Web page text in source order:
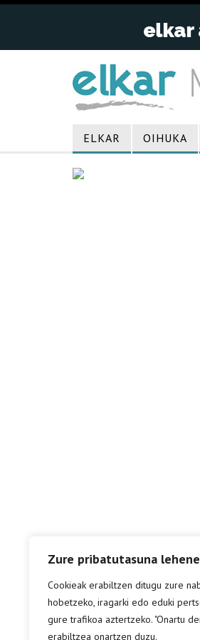
Zure pribatutasuna
Cookieak erabiltzen ditugu zure
hobetzeko, iragarki edo eduki
gure trafikoa aztertzeko. "Onartu
erabiltzea onartzen duzu.
ELKAR OIHUKA